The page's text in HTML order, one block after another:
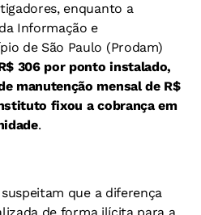
enquanto a
Informação e
de São Paulo (Prodam)
306 por ponto instalado,
manutenção mensal de R$
fixou a cobrança em
.
que a diferença